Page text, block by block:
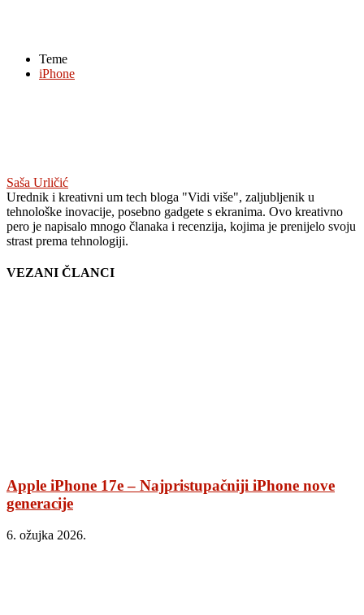
Teme
iPhone
Saša Urličić
Urednik i kreativni um tech bloga "Vidi više", zaljubljenik u
tehnološke inovacije, posebno gadgete s ekranima. Ovo kreativno
pero je napisalo mnogo članaka i recenzija, kojima je prenijelo svoju
strast prema tehnologiji.
VEZANI ČLANCI
Apple iPhone 17e – Najpristupačniji iPhone nove
generacije
6. ožujka 2026.